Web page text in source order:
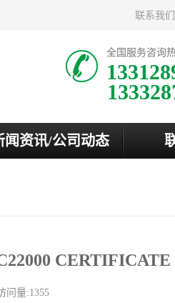
联系我们
全国服务咨询
闻资讯/公司动态
CERTIFICATE
量:1355